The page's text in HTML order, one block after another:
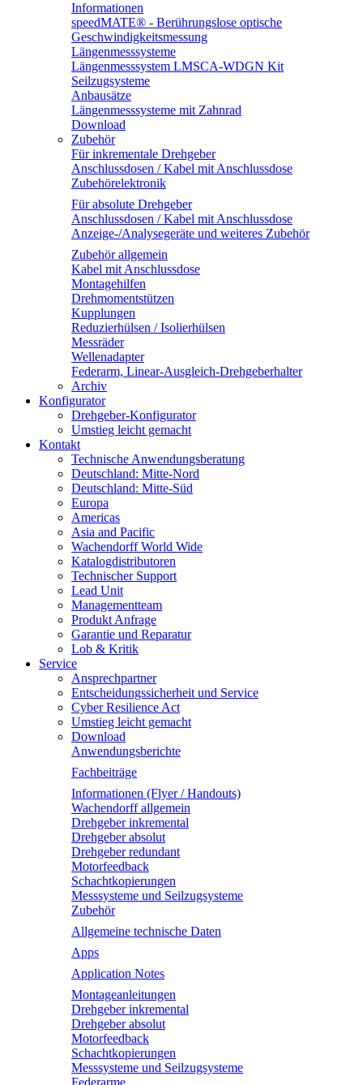
Informationen
speedMATE® - Berührungslose optische
Geschwindigkeitsmessung
Längenmesssysteme
Längenmesssystem LMSCA-WDGN Kit
Seilzugsysteme
Anbausätze
Längenmesssysteme mit Zahnrad
Download
Zubehör
Für inkrementale Drehgeber
Anschlussdosen / Kabel mit Anschlussdose
Zubehörelektronik
Für absolute Drehgeber
Anschlussdosen / Kabel mit Anschlussdose
Anzeige-/Analysegeräte und weiteres Zubehör
Zubehör allgemein
Kabel mit Anschlussdose
Montagehilfen
Drehmomentstützen
Kupplungen
Reduzierhülsen / Isolierhülsen
Messräder
Wellenadapter
Federarm, Linear-Ausgleich-Drehgeberhalter
Archiv
Konfigurator
Drehgeber-Konfigurator
Umstieg leicht gemacht
Kontakt
Technische Anwendungsberatung
Deutschland: Mitte-Nord
Deutschland: Mitte-Süd
Europa
Americas
Asia and Pacific
Wachendorff World Wide
Katalogdistributoren
Technischer Support
Lead Unit
Managementteam
Produkt Anfrage
Garantie und Reparatur
Lob & Kritik
Service
Ansprechpartner
Entscheidungssicherheit und Service
Cyber Resilience Act
Umstieg leicht gemacht
Download
Anwendungsberichte
Fachbeiträge
Informationen (Flyer / Handouts)
Wachendorff allgemein
Drehgeber inkremental
Drehgeber absolut
Drehgeber redundant
Motorfeedback
Schachtkopierungen
Messsysteme und Seilzugsysteme
Zubehör
Allgemeine technische Daten
Apps
Application Notes
Montageanleitungen
Drehgeber inkremental
Drehgeber absolut
Motorfeedback
Schachtkopierungen
Messsysteme und Seilzugsysteme
Federarme